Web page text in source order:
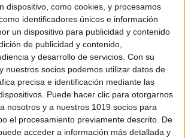
dispositivo, como cookies, y procesamos
identificadores únicos e información
un dispositivo para publicidad y contenido
de publicidad y contenido,
y desarrollo de servicios. Con su
nuestros socios podemos utilizar datos de
precisa e identificación mediante las
Puede hacer clic para otorgarnos
nosotros y a nuestros 1019 socios para
el procesamiento previamente descrito. De
acceder a información más detallada y
del
abecedario